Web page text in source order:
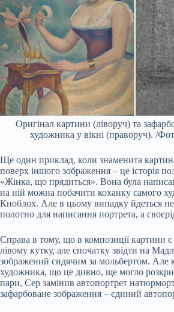
Оригінал картини (ліворуч) та
художника у вікні (праворуч). /
Ще один приклад, коли знаменита
поверх іншого зображення – це історія
«Жінка, що прядиться». Вона була
на ній можна побачити коханку самого
Кноблох. Але в цьому випадку йдеться
полотно для написання портрета, а
Справа в тому, що в композиції картини
лівому кутку, але спочатку звідти на
зображений сидячим за мольбертом. Але
художника, що це дивно, ще могло
пари, Сер замінив автопортрет
зафарбоване зображення – єдиний